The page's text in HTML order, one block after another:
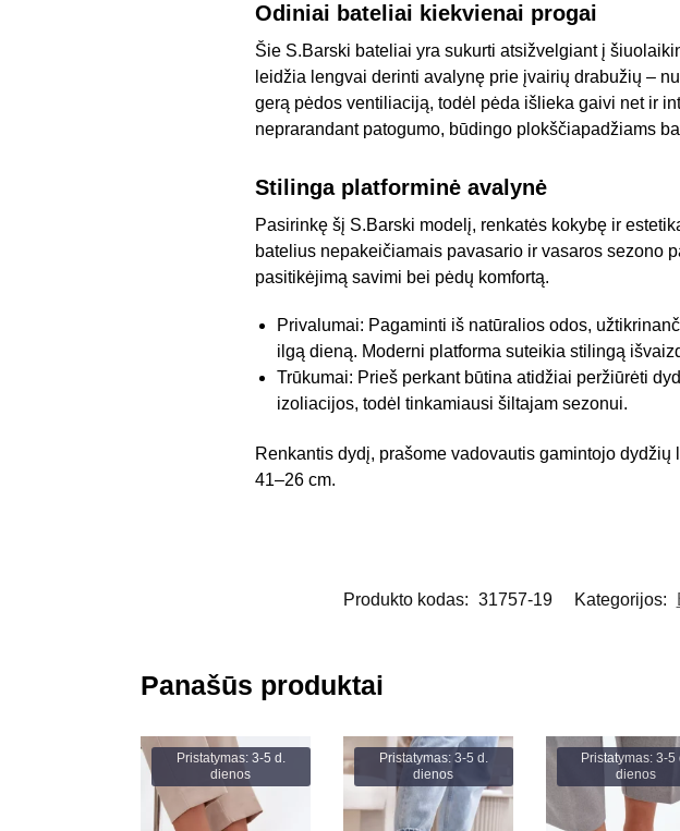
Odiniai bateliai kiekvienai progai
Šie S.Barski bateliai yra sukurti atsižvelgiant į
leidžia lengvai derinti avalynę prie įvairių drabužių –
gerą pėdos ventiliaciją, todėl pėda išlieka gaivi net ir
neprarandant patogumo, būdingo plokščiapadžiams
Stilinga platforminė avalynė
Pasirinkę šį S.Barski modelį, renkatės kokybę ir
batelius nepakeičiamais pavasario ir vasaros sezono
pasitikėjimą savimi bei pėdų komfortą.
Privalumai: Pagaminti iš natūralios odos,
ilgą dieną. Moderni platforma suteikia stilingą
Trūkumai: Prieš perkant būtina atidžiai peržiūrėti
izoliacijos, todėl tinkamiausi šiltajam sezonui.
Renkantis dydį, prašome vadovautis gamintojo
41–26 cm.
Produkto kodas: 31757-19 Kategorijos:
Panašūs produktai
Pristatymas: 3-5 d.
dienos
Pristatymas: 3-5 d.
dienos
Pristatymas: 3-5
dienos